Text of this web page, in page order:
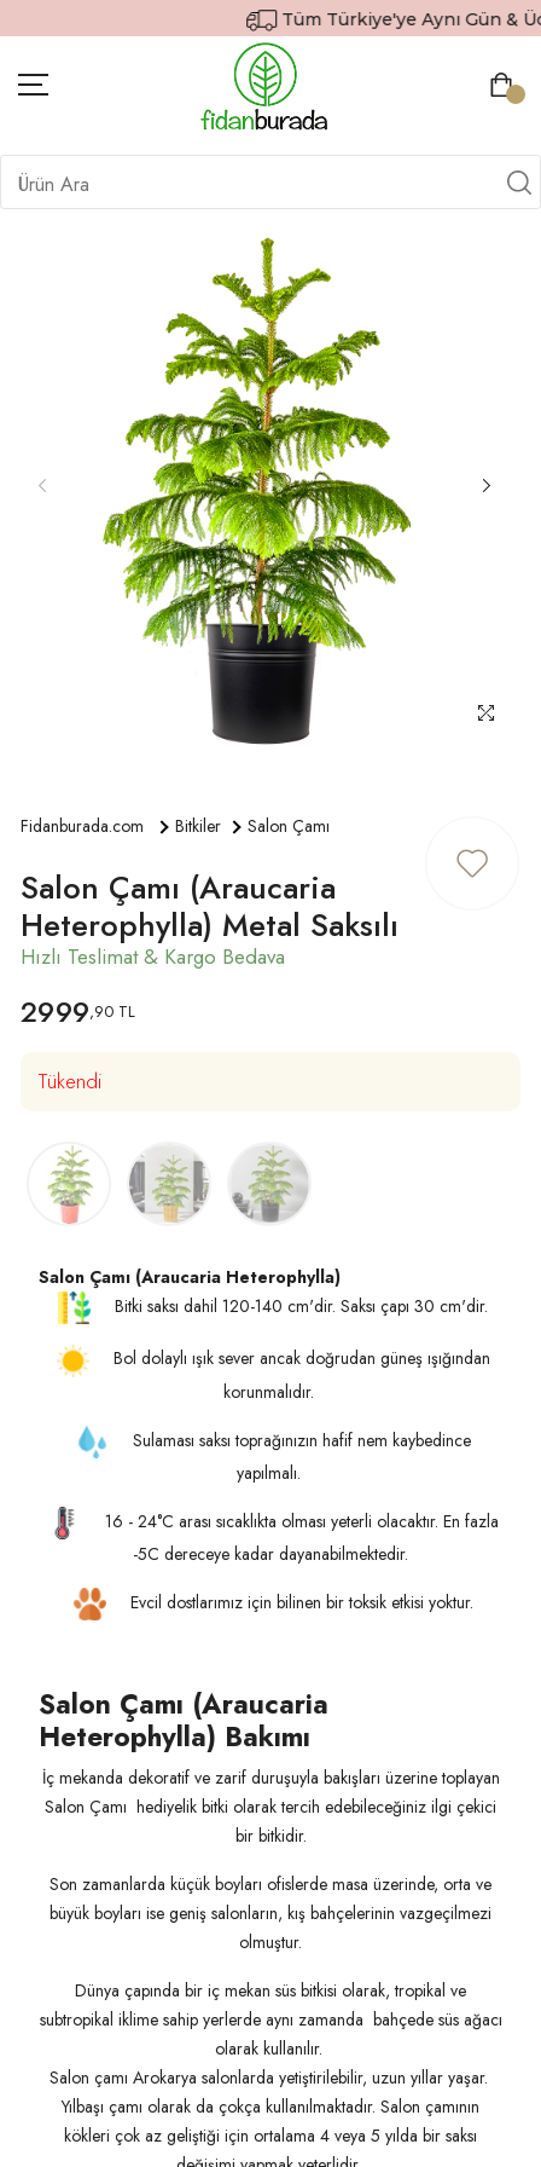
Tüm Türkiye'ye Aynı Gün &
BITKILER
İÇ MEKAN BITKILERI
DEKORATIF SAKSILI BITKILER
DIŞ MEKAN BITKILERI
HEDIYE GÖNDER
TOPRAK & GÜBRE
SIPARIŞ TAKIP
ÜYE GIRIŞ
Fidanburada.com Bitkiler Salon Çamı
Salon Çamı (Araucaria
Heterophylla) Metal Saksılı
2999,90 TL
Tükendi
Salon Çamı (Araucaria Heterophylla)
Bitki saksı dahil 120-140 cm'dir. Saksı çapı 30 cm'dir.
Bol dolaylı ışık sever ancak doğrudan güneş ışığından
korunmalıdır.
Sulaması saksı toprağınızın hafif nem kaybedince
yapılmalı.
16 - 24°C arası sıcaklıkta olması yeterli olacaktır. En fazla
-5C dereceye kadar dayanabilmektedir.
Evcil dostlarımız için bilinen bir toksik etkisi yoktur.
Salon Çamı (Araucaria
Heterophylla) Bakımı
İç mekanda dekoratif ve zarif duruşuyla bakışları üzerine toplayan
Salon Çamı hediyelik bitki olarak tercih edebileceğiniz ilgi çekici
bir bitkidir.
Son zamanlarda küçük boyları ofislerde masa üzerinde, orta ve
büyük boyları ise geniş salonların, kış bahçelerinin vazgeçilmezi
olmuştur.
Dünya çapında bir iç mekan süs bitkisi olarak, tropikal ve
subtropikal iklime sahip yerlerde aynı zamanda bahçede süs ağacı
olarak kullanılır.
Salon çamı Arokarya salonlarda yetiştirilebilir, uzun yıllar yaşar.
Yılbaşı çamı olarak da çokça kullanılmaktadır. Salon çamının
kökleri çok az geliştiği için ortalama 4 veya 5 yılda bir saksı